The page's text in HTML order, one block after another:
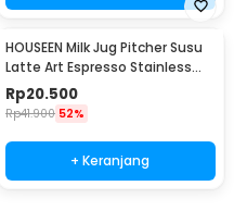
HOUSEEN Milk Jug Pitcher Susu
Latte Art Espresso Stainless
Steel 55ml - DL060
Rp20.500
Rp41.900 52%
+ Keranjang